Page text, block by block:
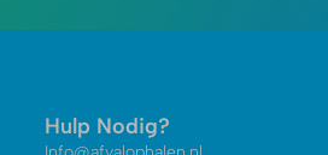
Hulp Nodig?